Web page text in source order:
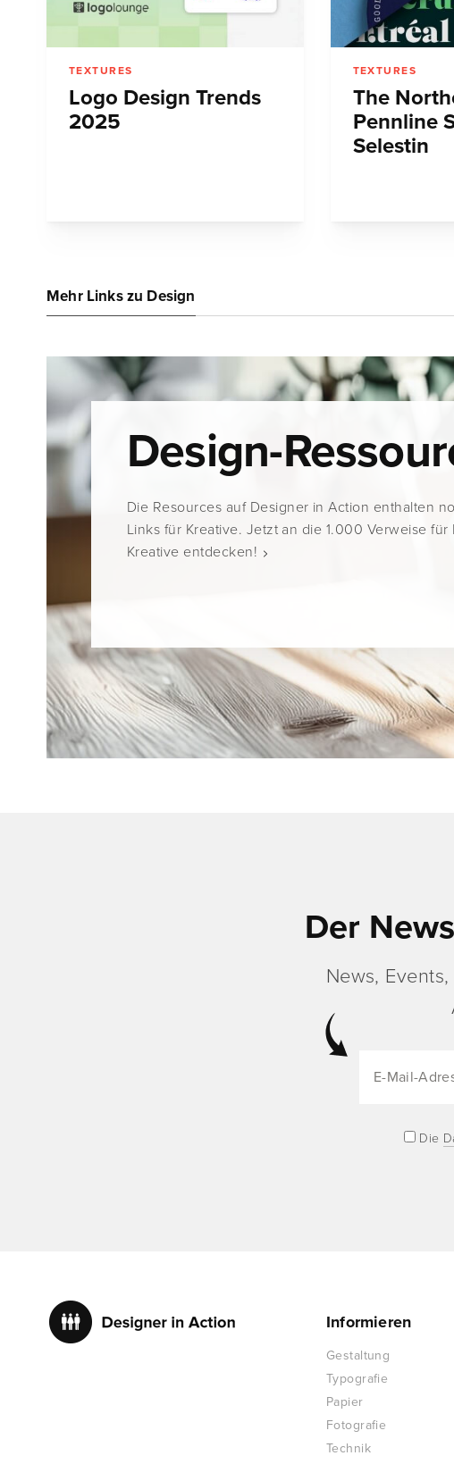
TEXTURES
Logo Design Trends
2025
TEXTURES
The
Pennline
Selestin
Mehr Links zu Design
Design-
Die Resources auf Designer in Action enthalten
Links für Kreative. Jetzt an die 1.000 Verweise für
Kreative entdecken!
Der
News,
Die
Informieren
Gestaltung
Typografie
Papier
Fotografie
Technik